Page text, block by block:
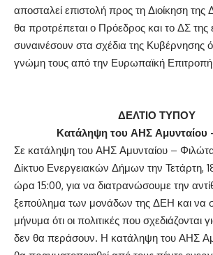
αποσταλεί επιστολή προς τη Διοίκηση
θα προτρέπεται ο Πρόεδρος και το ΔΣ της
συναινέσουν στα σχέδια της Κυβέρνησης
γνώμη τους από την Ευρωπαϊκή
ΔΕΛΤΙΟ ΤΥΠΟΥ
Κατάληψη του ΑΗΣ Αμυνταίου
Σε κατάληψη του ΑΗΣ Αμυνταίου –
Δίκτυο Ενεργειακών Δήμων την Τετάρτη,
ώρα 15:00, για να διατρανώσουμε την
ξεπούλημα των μονάδων της ΔΕΗ και να
μήνυμα ότι οι πολιτικές που σχεδιάζονται
δεν θα περάσουν. Η κατάληψη του ΑΗΣ